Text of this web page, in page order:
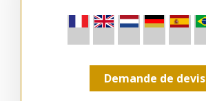
Demande de devis